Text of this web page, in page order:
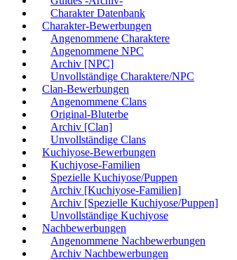
Charakter Datenbank
Charakter-Bewerbungen
Angenommene Charaktere
Angenommene NPC
Archiv [NPC]
Unvollständige Charaktere/NPC
Clan-Bewerbungen
Angenommene Clans
Original-Bluterbe
Archiv [Clan]
Unvollständige Clans
Kuchiyose-Bewerbungen
Kuchiyose-Familien
Spezielle Kuchiyose/Puppen
Archiv [Kuchiyose-Familien]
Archiv [Spezielle Kuchiyose/Puppen]
Unvollständige Kuchiyose
Nachbewerbungen
Angenommene Nachbewerbungen
Archiv Nachbewerbungen